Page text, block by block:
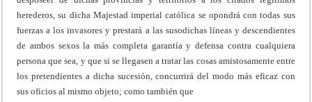
herederos, su dicha Majestad imperial católica se opondrá con todas sus
fuerzas a los invasores y prestará a las susodichas líneas y descendientes
de ambos sexos la más completa garantía y defensa contra cualquiera
persona que sea, y que si se llegasen a tratar las cosas amistosamente entre
los pretendientes a dicha sucesión, concurrirá del modo más eficaz con
sus oficios al mismo objeto; como también que